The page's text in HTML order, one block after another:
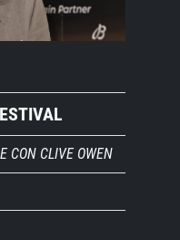
CON CLIVE OWEN